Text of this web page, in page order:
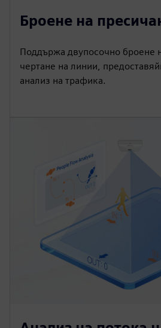
Броене на
Поддържа двупосочно броене
чертане на линии,
анализ на трафика.